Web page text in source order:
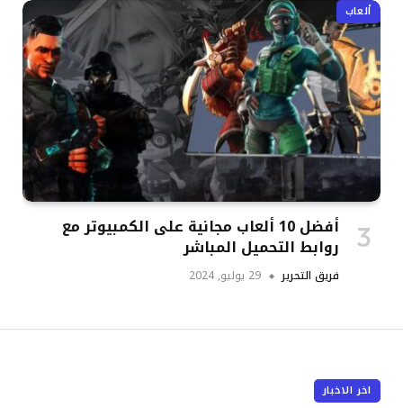
ألعاب
أفضل 10 ألعاب مجانية على الكمبيوتر مع
روابط التحميل المباشر
فريق التحرير 29 يوليو, 2024
اخر الاخبار